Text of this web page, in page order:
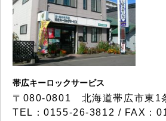
帯広キーロックサービス
〒080-0801 北海道帯広市東1
TEL：0155-26-3812 / FAX：